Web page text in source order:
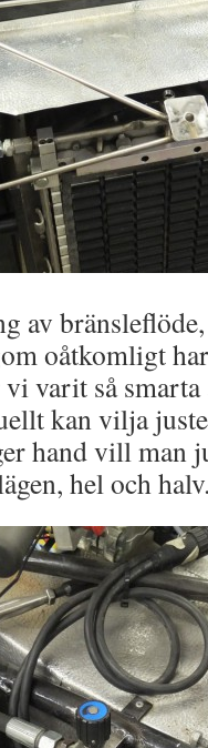
av
oåtkomligt
varit så
kan vilja
hand vill man
hel och